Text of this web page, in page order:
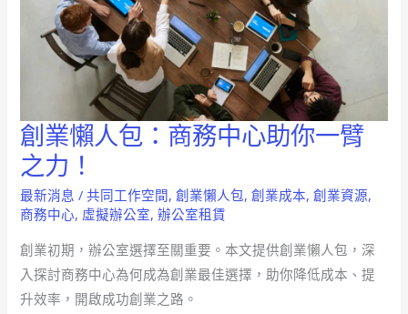
創業懶人包：商務中心助你一臂
之力！
最新消息 /共同工作空間,創業懶人包,創業成本,創業資源,
商務中心, 虛擬辦公室,辦公室租賃
創業初期，辦公室選擇至關重要。本文提供創業懶人包，深
入探討商務中心為何成為創業最佳選擇，助你降低成本、提
升效率，開啟成功創業之路。
創
業
懶
人
商
務
中